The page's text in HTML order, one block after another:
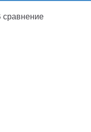
сравнение